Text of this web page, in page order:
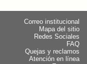
Correo institucional
Mapa del sitio
Redes Sociales
FAQ
Quejas y reclamos
Atención en línea